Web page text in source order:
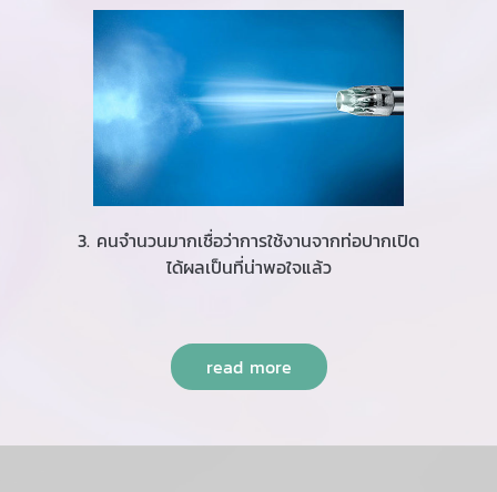
3. คนจำนวนมากเชื่อว่าการใช้งานจากท่อปากเปิด
ได้ผลเป็นที่น่าพอใจแล้ว
read more